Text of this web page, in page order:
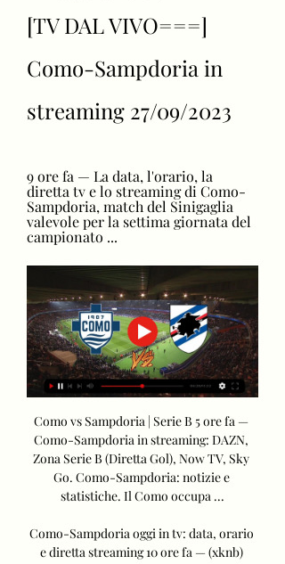
[TV DAL VIVO===]
Como-Sampdoria in
streaming 27/09/2023
9 ore fa — La data, l'orario, la
diretta tv e lo streaming di Como-
Sampdoria, match del Sinigaglia
valevole per la settima giornata del
campionato ...
Como vs Sampdoria | Serie B 5 ore fa —
Como-Sampdoria in streaming: DAZN,
Zona Serie B (Diretta Gol), Now TV, Sky
Go. Como-Sampdoria: notizie e
statistiche. Il Como occupa ...
Como-Sampdoria oggi in tv: data, orario
e diretta streaming 10 ore fa — (xknb)